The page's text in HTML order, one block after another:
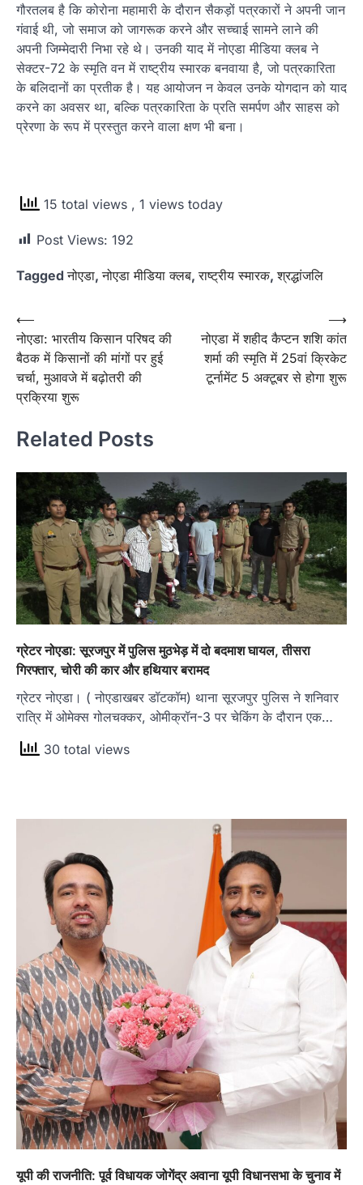
गौरतलब है कि कोरोना महामारी के दौरान सैकड़ों पत्रकारों ने अपनी जान
गंवाई थी, जो समाज को जागरूक करने और सच्चाई सामने लाने की
अपनी जिम्मेदारी निभा रहे थे। उनकी याद में नोएडा मीडिया क्लब ने
सेक्टर-72 के स्मृति वन में राष्ट्रीय स्मारक बनवाया है, जो पत्रकारिता
के बलिदानों का प्रतीक है। यह आयोजन न केवल उनके योगदान को याद
करने का अवसर था, बल्कि पत्रकारिता के प्रति समर्पण और साहस को
प्रेरणा के रूप में प्रस्तुत करने वाला क्षण भी बना।
15 total views , 1 views today
Post Views: 192
Taggedनोएडा,नोएडा मीडिया क्लब,राष्ट्रीय स्मारक,श्रद्धांजलि
Post
navigation
⟵
नोएडा: भारतीय किसान परिषद की
बैठक में किसानों की मांगों पर हुई
चर्चा, मुआवजे में बढ़ोतरी की
प्रक्रिया शुरू
नोएडा में शहीद कैप्टन शशि कांत
शर्मा की स्मृति में 25वां क्रिकेट
टूर्नामेंट 5 अक्टूबर से होगा शुरू
⟶
Related Posts
ग्रेटर नोएडा: सूरजपुर में पुलिस मुठभेड़ में दो बदमाश घायल, तीसरा
गिरफ्तार, चोरी की कार और हथियार बरामद
ग्रेटर नोएडा। ( नोएडाखबर डॉटकॉम) थाना सूरजपुर पुलिस ने शनिवार
रात्रि में ओमेक्स गोलचक्कर, ओमीक्रॉन-3 पर चेकिंग के दौरान एक…
30 total views
यूपी की राजनीति: पूर्व विधायक जोगेंद्र अवाना यूपी विधानसभा के चुनाव में